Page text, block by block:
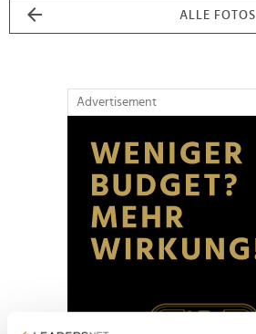
ALLE FOTOS
Advertisement